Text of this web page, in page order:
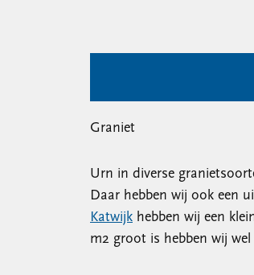
Graniet
Urn in diverse
Daar hebben wij ook een
Katwijk hebben wij een
m2 groot is hebben wij